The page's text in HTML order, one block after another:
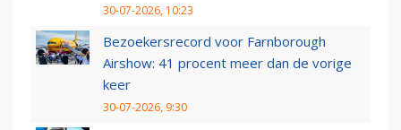
30-07-2026, 10:23
Bezoekersrecord voor Farnborough
Airshow: 41 procent meer dan de vorige
keer
30-07-2026, 9:30